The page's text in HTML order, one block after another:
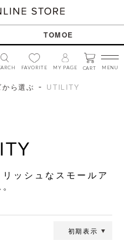
TOMOE
FAVORITE MY PAGE CART MENU
ら選ぶ UTILITY
ッシュなスモールア
初期表示